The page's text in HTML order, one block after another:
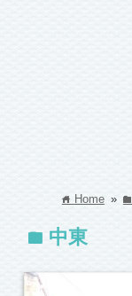
home Home » folder
folder 中東